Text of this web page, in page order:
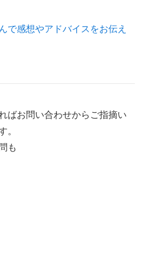
で感想やアドバイスをお伝え
ばお問い合わせからご指摘い
。
も